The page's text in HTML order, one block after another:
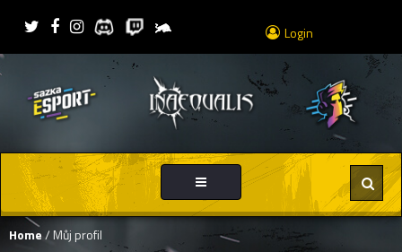
Login
Toggle
navigation
Home/ Můj profil